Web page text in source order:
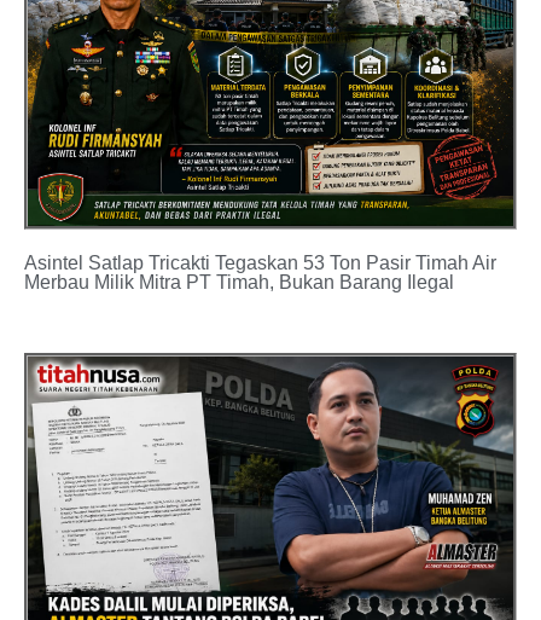
Asintel Satlap Tricakti Tegaskan 53 Ton Pasir Timah Air
Merbau Milik Mitra PT Timah, Bukan Barang Ilegal